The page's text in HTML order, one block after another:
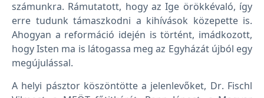
számunkra. Rámutatott, hogy az Ige örökkévaló, így
erre tudunk támaszkodni a kihívások közepette is.
Ahogyan a reformáció idején is történt, imádkozott,
hogy Isten ma is látogassa meg az Egyházát újból egy
megújulással.
A helyi pásztor köszöntötte a jelenlevőket, Dr. Fischl